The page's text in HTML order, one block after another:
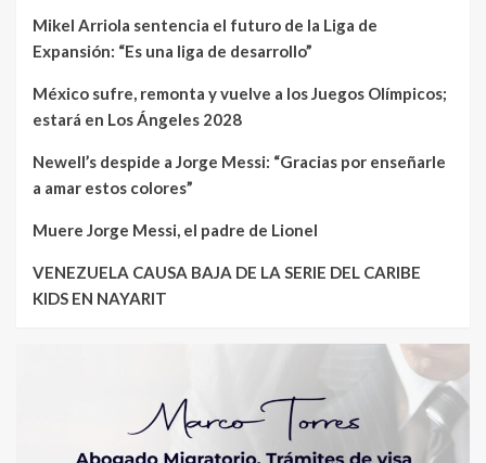
Mikel Arriola sentencia el futuro de la Liga de
Expansión: “Es una liga de desarrollo”
México sufre, remonta y vuelve a los Juegos Olímpicos;
estará en Los Ángeles 2028
Newell’s despide a Jorge Messi: “Gracias por enseñarle
a amar estos colores”
Muere Jorge Messi, el padre de Lionel
VENEZUELA CAUSA BAJA DE LA SERIE DEL CARIBE
KIDS EN NAYARIT